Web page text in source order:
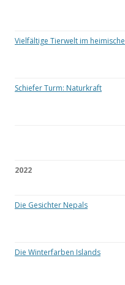
Vielfältige Tierwelt im
Schiefer Turm: Naturkraft
2022
Die Gesichter Nepals
Die Winterfarben Islands